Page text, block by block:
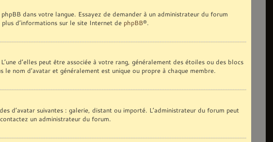
dans votre langue. Essayez de demander à un administrateur du forum
d’informations sur le site Internet de phpBB®.
d’elles peut être associée à votre rang, généralement des étoiles ou des blocs
nom d’avatar et généralement est unique ou propre à chaque membre.
d’avatar suivantes : galerie, distant ou importé. L’administrateur du forum peut
un administrateur du forum.